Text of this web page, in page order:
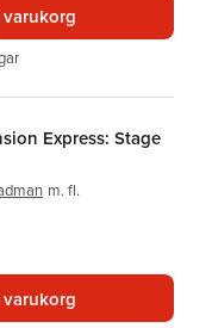
Express: Stage
m. fl.